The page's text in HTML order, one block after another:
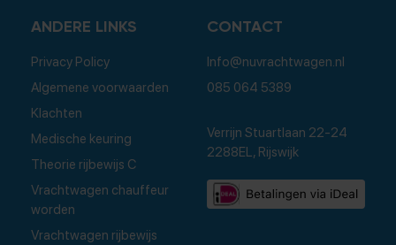
ANDERE LINKS
Privacy Policy
Algemene voorwaarden
Klachten
Medische keuring
Theorie rijbewijs C
Vrachtwagen chauffeur
worden
Vrachtwagen rijbewijs
CONTACT
Info@nuvrachtwagen.nl
085 064 5389
Verrijn Stuartlaan 22-24
2288EL, Rijswijk